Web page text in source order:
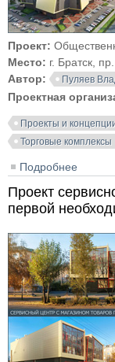
Проект:
Место: г. Братск,
Автор:
Пуляев
Проектная
Проекты и
Торговые комплексы
Подробнее
Проект
первой